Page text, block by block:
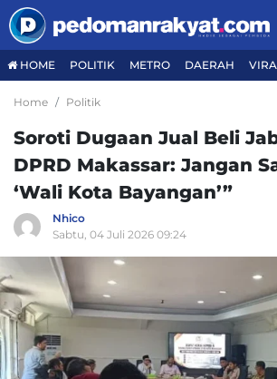
HOME POLITIK METRO DAERAH
Home Politik
Soroti Dugaan Jual Beli
DPRD Makassar: Jangan
‘Wali Kota Bayangan’”
Nhico
Sabtu, 04 Juli 2026 09:24